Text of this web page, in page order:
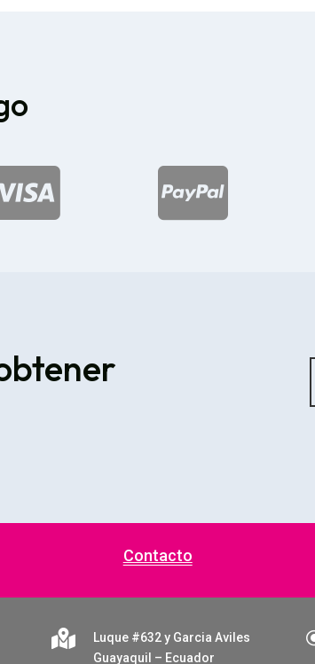

Contacto

Luque #632 y Garcia Aviles
Guayaquil – Ecuador